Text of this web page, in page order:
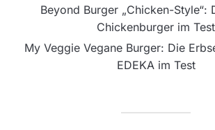
Beyond Burger „Chicken-Style“:
Chickenburger im Test
My Veggie Vegane Burger: Die
EDEKA im Test